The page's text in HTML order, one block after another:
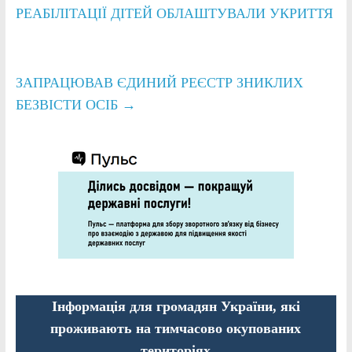
РЕАБІЛІТАЦІЇ ДІТЕЙ ОБЛАШТУВАЛИ УКРИТТЯ
ЗАПРАЦЮВАВ ЄДИНИЙ РЕЄСТР ЗНИКЛИХ
БЕЗВІСТИ ОСІБ →
Інформація для громадян України, які
проживають на тимчасово окупованих